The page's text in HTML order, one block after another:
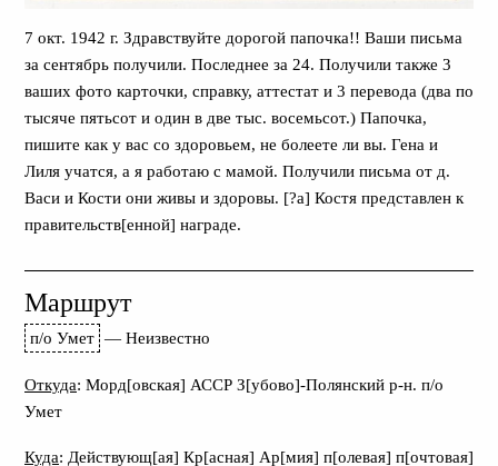
7 окт. 1942 г. Здравствуйте дорогой папочка!! Ваши письма
за сентябрь получили. Последнее за 24. Получили также 3
ваших фото карточки, справку, аттестат и 3 перевода (два по
тысяче пятьсот и один в две тыс. восемьсот.) Папочка,
пишите как у вас со здоровьем, не болеете ли вы. Гена и
Лиля учатся, а я работаю с мамой. Получили письма от д.
Васи и Кости они живы и здоровы. [?а] Костя представлен к
правительств[енной] награде.
Маршрут
п/о Умет — Неизвестно
Откуда: Морд[овская] АССР З[убово]-Полянский р-н. п/о
Умет
Куда: Действующ[ая] Кр[асная] Ар[мия] п[олевая] п[очтовая]